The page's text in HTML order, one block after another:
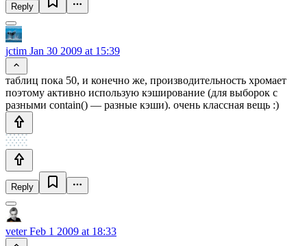
Reply
jctim Jan 30 2009 at 15:39
таблиц пока 50, и конечно же, производительность хромает
поэтому активно использую кэширование (для выборок с
разными contain() — разные кэши). очень классная вещь :)
Reply
veterFeb 1 2009 at 18:33